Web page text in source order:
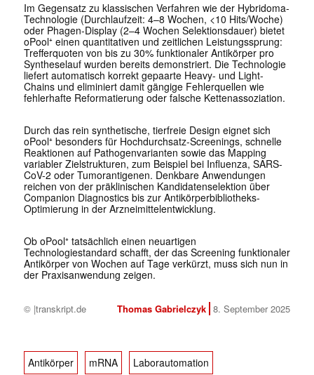
Im Gegensatz zu klassischen Verfahren wie der Hybridoma-
Technologie (Durchlaufzeit: 4–8 Wochen, <10 Hits/Woche)
oder Phagen-Display (2–4 Wochen Selektionsdauer) bietet
oPool⁺ einen quantitativen und zeitlichen Leistungssprung:
Trefferquoten von bis zu 30% funktionaler Antikörper pro
Syntheselauf wurden bereits demonstriert. Die Technologie
liefert automatisch korrekt gepaarte Heavy- und Light-
Chains und eliminiert damit gängige Fehlerquellen wie
fehlerhafte Reformatierung oder falsche Kettenassoziation.
Durch das rein synthetische, tierfreie Design eignet sich
oPool⁺ besonders für Hochdurchsatz-Screenings, schnelle
Reaktionen auf Pathogenvarianten sowie das Mapping
variabler Zielstrukturen, zum Beispiel bei Influenza, SARS-
CoV-2 oder Tumorantigenen. Denkbare Anwendungen
reichen von der präklinischen Kandidatenselektion über
Companion Diagnostics bis zur Antikörperbibliotheks-
Optimierung in der Arzneimittelentwicklung.
Ob oPool⁺ tatsächlich einen neuartigen
Technologiestandard schafft, der das Screening funktionaler
Antikörper von Wochen auf Tage verkürzt, muss sich nun in
der Praxisanwendung zeigen.
© |transkript.de Thomas Gabrielczyk 8. September 2025
Antikörper mRNA Laborautomation